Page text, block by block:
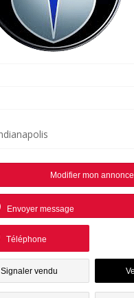
Modifier mon annonce
Envoyer message
Téléphone
Signaler vendu